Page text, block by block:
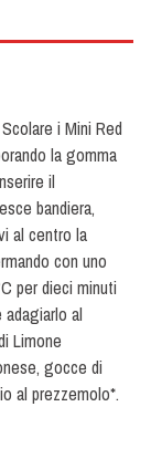
i Mini Red
la gomma
il
bandiera,
al centro la
con uno
per dieci minuti
al
Limone
gocce di
al prezzemolo*.